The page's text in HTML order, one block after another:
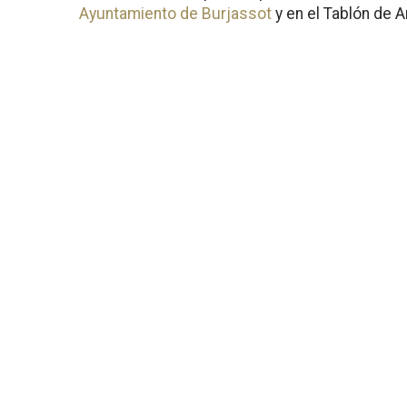
Ayuntamiento de Burjassot y en el Tablón de